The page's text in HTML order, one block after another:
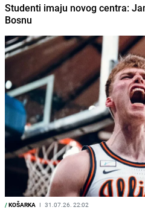
Studenti imaju novog centra:
Bosnu
/KOŠARKA I 31.07.26. 22:02